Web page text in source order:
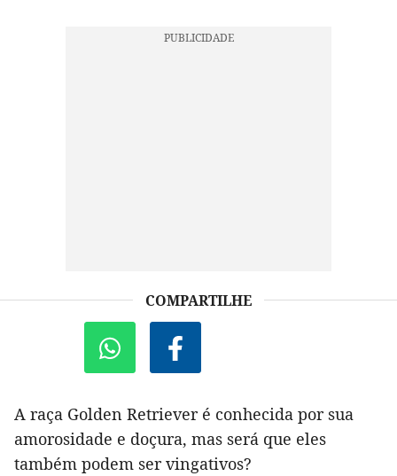
COMPARTILHE
A raça Golden Retriever é conhecida por sua
amorosidade e doçura, mas será que eles
também podem ser vingativos?